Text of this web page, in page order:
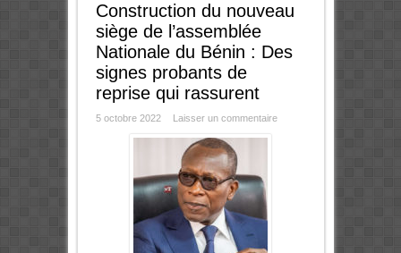
Construction du nouveau
siège de l’assemblée
Nationale du Bénin : Des
signes probants de
reprise qui rassurent
5 octobre 2022 Laisser un commentaire